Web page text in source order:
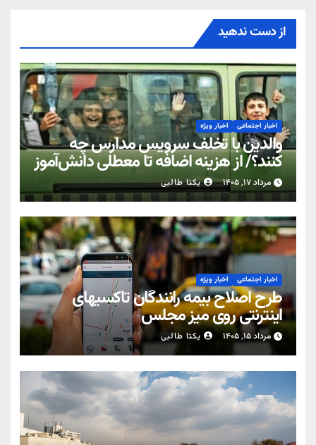
از دست ندهید
اخبار اجتماعی اخبار ویژه
والدین با تخلف سرویس مدارس چه
کنند؟/ از هزینه اضافه تا معطلی دانش‌آموز
مرداد ۱۷, ۱۴۰۵ یکتا طالبی
اخبار اجتماعی اخبار ویژه
طرح اصلاح بیمه رانندگان تاکسیهای
اینترنتی روی میز مجلس
مرداد ۱۵, ۱۴۰۵ یکتا طالبی